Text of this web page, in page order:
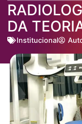
DA
Institucional